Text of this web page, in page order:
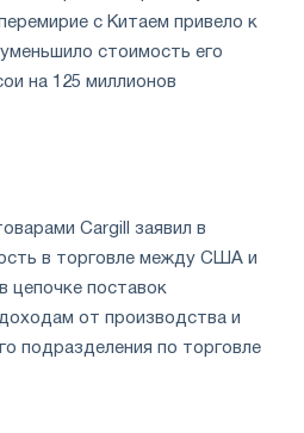
с Китаем привело к
стоимость его
на 125 миллионов
Cargill заявил в
в торговле между США и
цепочке поставок
от производства и
подразделения по торговле